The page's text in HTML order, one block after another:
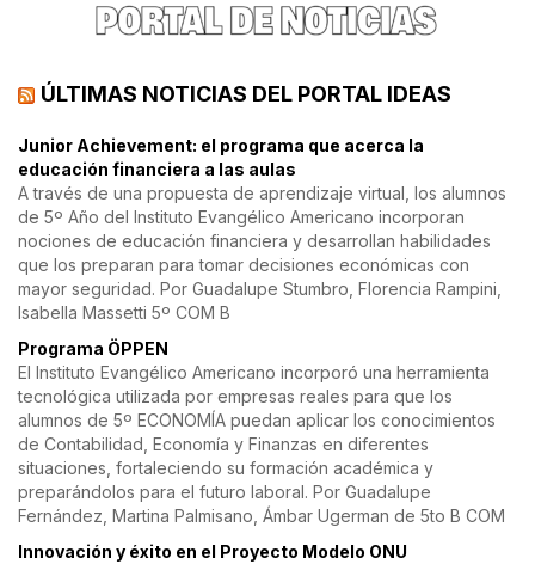
ÚLTIMAS NOTICIAS DEL PORTAL IDEAS
Junior Achievement: el programa que acerca la
educación financiera a las aulas
A través de una propuesta de aprendizaje virtual, los alumnos
de 5º Año del Instituto Evangélico Americano incorporan
nociones de educación financiera y desarrollan habilidades
que los preparan para tomar decisiones económicas con
mayor seguridad. Por Guadalupe Stumbro, Florencia Rampini,
Isabella Massetti 5º COM B
Programa ÖPPEN
El Instituto Evangélico Americano incorporó una herramienta
tecnológica utilizada por empresas reales para que los
alumnos de 5º ECONOMÍA puedan aplicar los conocimientos
de Contabilidad, Economía y Finanzas en diferentes
situaciones, fortaleciendo su formación académica y
preparándolos para el futuro laboral. Por Guadalupe
Fernández, Martina Palmisano, Ámbar Ugerman de 5to B COM
Innovación y éxito en el Proyecto Modelo ONU